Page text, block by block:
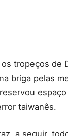
tropeços de
briga pelas
taiwanês.
a seguir,